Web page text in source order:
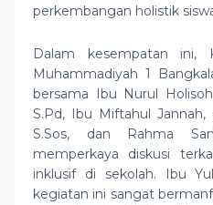
perkembangan holistik
Dalam kesempatan ini,
Muhammadiyah 1
bersama Ibu Nurul
S.Pd, Ibu Miftahul
S.Sos, dan Rahma
memperkaya diskusi
inklusif di sekolah. Ibu
kegiatan ini sangat